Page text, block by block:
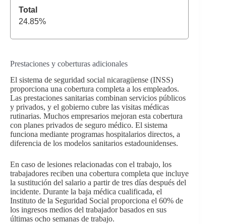
24.85%
Prestaciones y coberturas adicionales
El sistema de seguridad social nicaragüense (INSS)
proporciona una cobertura completa a los empleados.
Las prestaciones sanitarias combinan servicios públicos
y privados, y el gobierno cubre las visitas médicas
rutinarias. Muchos empresarios mejoran esta cobertura
con planes privados de seguro médico. El sistema
funciona mediante programas hospitalarios directos, a
diferencia de los modelos sanitarios estadounidenses.
En caso de lesiones relacionadas con el trabajo, los
trabajadores reciben una cobertura completa que incluye
la sustitución del salario a partir de tres días después del
incidente. Durante la baja médica cualificada, el
Instituto de la Seguridad Social proporciona el 60% de
los ingresos medios del trabajador basados en sus
últimas ocho semanas de trabajo.